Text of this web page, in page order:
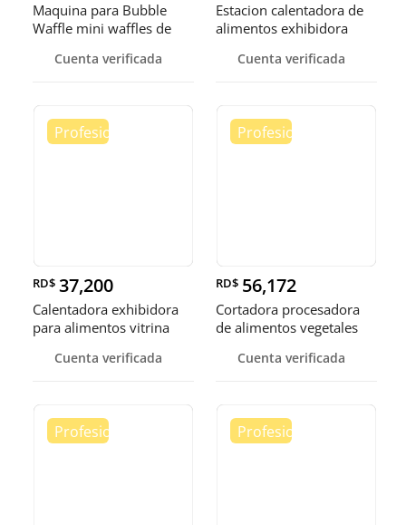
Maquina para Bubble
Waffle mini waffles de
Cuenta verificada
Estacion calentadora de
alimentos exhibidora
Cuenta verificada
RD$ 37,200
Calentadora exhibidora
para alimentos vitrina
Cuenta verificada
RD$ 56,172
Cortadora procesadora
de alimentos vegetales
Cuenta verificada